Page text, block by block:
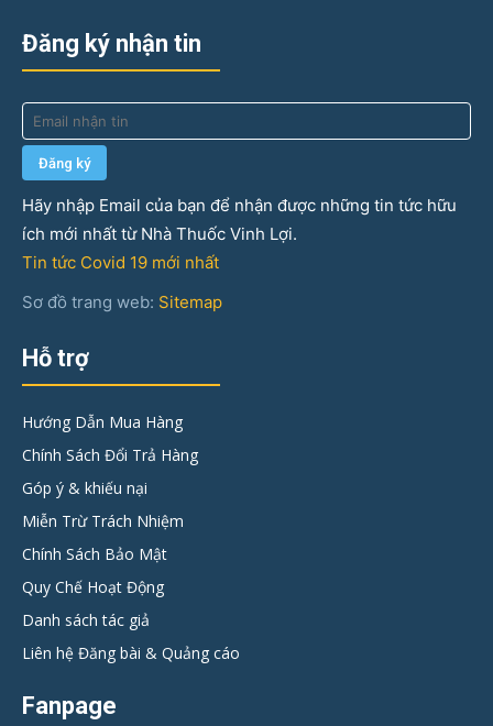
Đăng ký nhận tin
Hãy nhập Email của bạn để nhận được những tin tức hữu
ích mới nhất từ Nhà Thuốc Vinh Lợi.
Tin tức Covid 19 mới nhất
Sơ đồ trang web: Sitemap
Hỗ trợ
Hướng Dẫn Mua Hàng
Chính Sách Đổi Trả Hàng
Góp ý & khiếu nại
Miễn Trừ Trách Nhiệm
Chính Sách Bảo Mật
Quy Chế Hoạt Động
Danh sách tác giả
Liên hệ Đăng bài & Quảng cáo
Fanpage